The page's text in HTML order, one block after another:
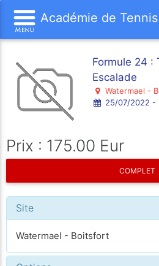
Académie de Tennis
Formule 24 :
Escalade
Watermael -
25/07/2022 -
Prix : 175.00 Eur
COMPLET
Site
Watermael - Boitsfort